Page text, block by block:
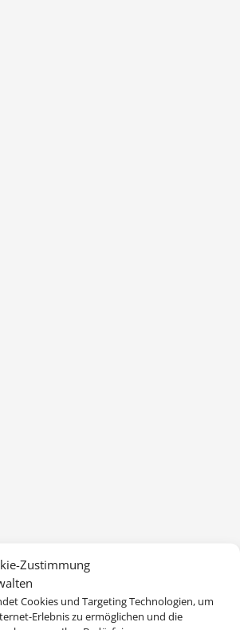
Zustimmung
Cookies und Targeting Technologien, um
Erlebnis zu ermöglichen und die